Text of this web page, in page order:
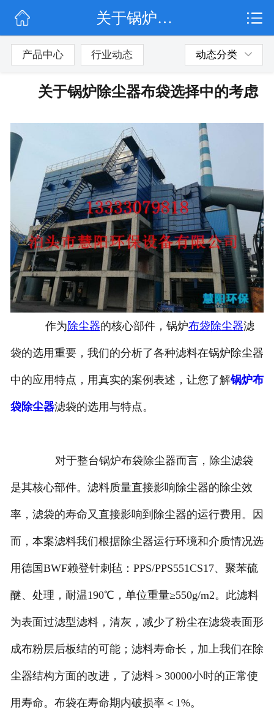
公司简介
联系我们
关于锅炉除尘器布袋选择中的考虑
产品中心 行业动态 动态分类
关于锅炉除尘器布袋选择中的考虑
作为 除尘器的核心部件，锅炉布袋 除尘器滤
袋的选用重要，我们的分析了各种滤料在锅炉除尘器
中的应用特点，用真实的案例表述，让您了解锅炉布
袋除尘器滤袋的选用与特点。
对于整台锅炉布袋除尘器而言，除尘滤袋
是其核心部件。滤料质量直接影响除尘器的除尘效
率，滤袋的寿命又直接影响到除尘器的运行费用。因
而，本案滤料我们根据除尘器运行环境和介质情况选
用德国BWF赖登针刺毡：PPS/PPS551CS17、聚苯硫
醚、处理，耐温190℃，单位重量≥550g/m2。此滤料
为表面过滤型滤料，清灰，减少了粉尘在滤袋表面形
成布粉层后板结的可能；滤料寿命长，加上我们在除
尘器结构方面的改进，了滤料＞30000小时的正常使
用寿命。布袋在寿命期内破损率＜1%。